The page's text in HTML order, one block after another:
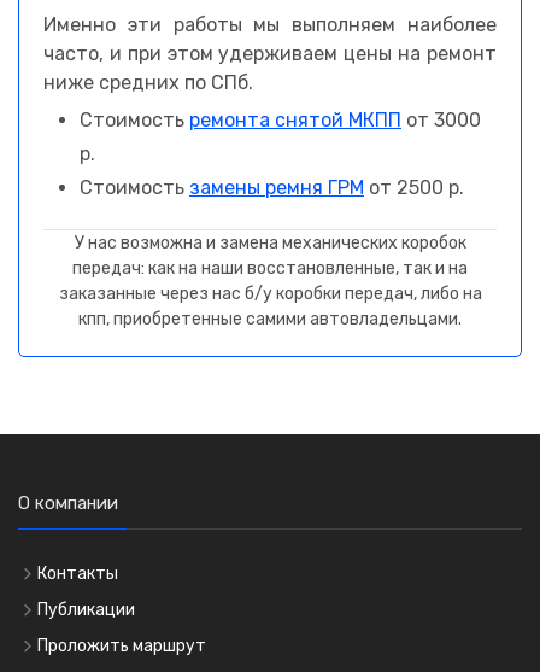
Именно эти работы мы выполняем наиболее
часто, и при этом удерживаем цены на ремонт
ниже средних по СПб.
Стоимость ремонта снятой МКПП от 3000
р.
Стоимость замены ремня ГРМ от 2500 р.
У нас возможна и замена механических коробок
передач: как на наши восстановленные, так и на
заказанные через нас б/у коробки передач, либо на
кпп, приобретенные самими автовладельцами.
О компании
Контакты
Публикации
Проложить маршрут